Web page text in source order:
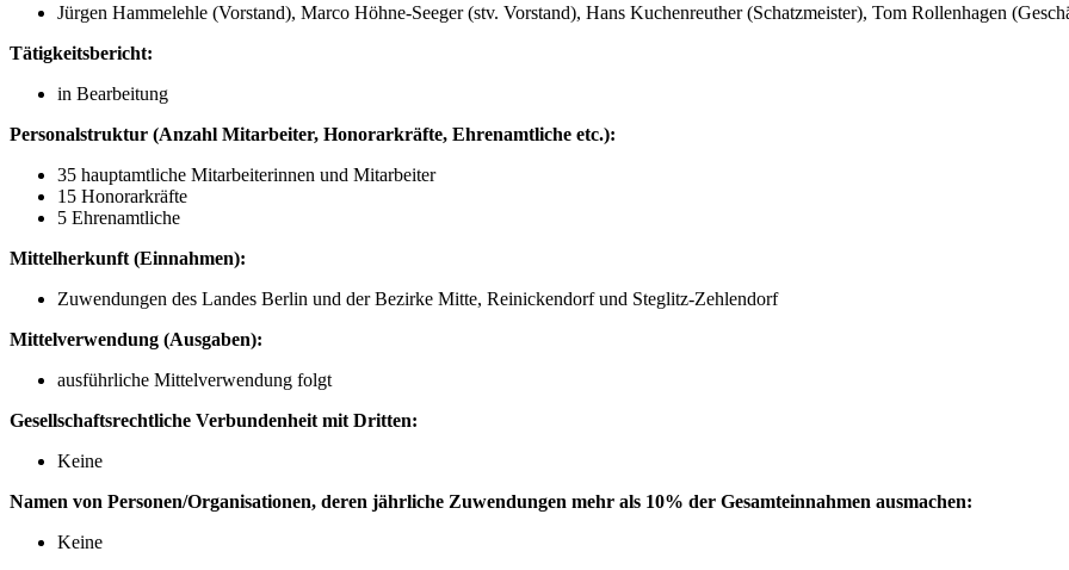
Jürgen Hammelehle (Vorstand), Marco Höhne-Seeger (stv. Vorstand), Hans Kuchenreuther (Schatzmeister), Tom Rollenhagen
Tätigkeitsbericht:
in Bearbeitung
Personalstruktur (Anzahl Mitarbeiter, Honorarkräfte, Ehrenamtliche etc.):
35 hauptamtliche Mitarbeiterinnen und Mitarbeiter
15 Honorarkräfte
5 Ehrenamtliche
Mittelherkunft (Einnahmen):
Zuwendungen des Landes Berlin und der Bezirke Mitte, Reinickendorf und Steglitz-Zehlendorf
Mittelverwendung (Ausgaben):
ausführliche Mittelverwendung folgt
Gesellschaftsrechtliche Verbundenheit mit Dritten:
Keine
Namen von Personen/Organisationen, deren jährliche Zuwendungen mehr als 10% der Gesamteinnahmen ausmachen:
Keine